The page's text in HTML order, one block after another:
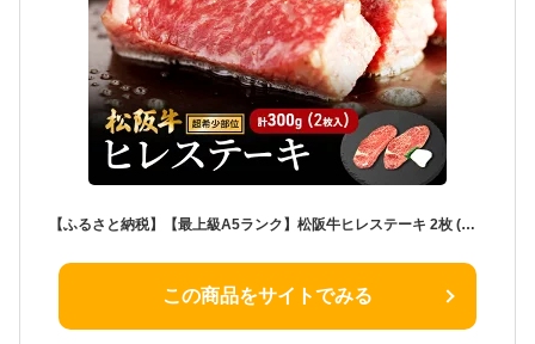
【ふるさと納税】【最上級A5ランク】松阪牛ヒレステーキ 2枚 (計300g) [ 牛肉 松坂牛 高級 和牛 希少部位 ステーキ 牛 肉 松坂牛肉 ブランド牛 松坂 人気 グルメ お取り寄せ 日本三大和牛 誕生日 お祝い ご馳走 パーティー 焼肉 贅沢 ] お肉
この商品をサイトでみる